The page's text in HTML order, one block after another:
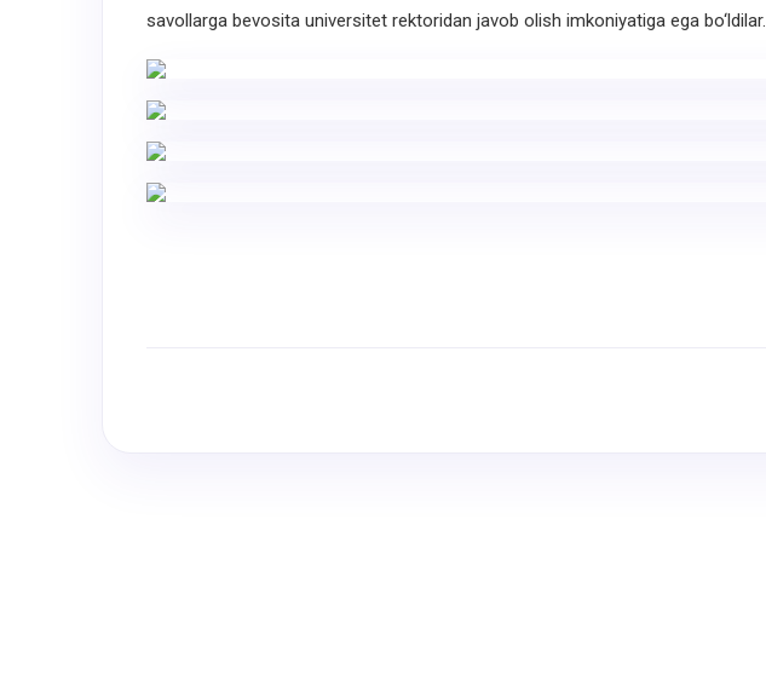
savollarga bevosita universitet rektoridan javob olish imkoniyatiga ega bo‘ldilar.